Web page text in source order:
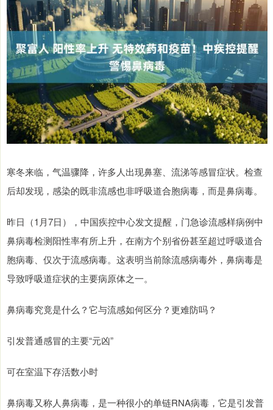
寒冬来临，气温骤降，许多人出现鼻塞、流涕等感冒症状。检查
后却发现，感染的既非流感也非呼吸道合胞病毒，而是鼻病毒。
昨日（1月7日），中国疾控中心发文提醒，门急诊流感样病例中
鼻病毒检测阳性率有所上升，在南方个别省份甚至超过呼吸道合
胞病毒、仅次于流感病毒。这表明当前除流感病毒外，鼻病毒是
导致呼吸道症状的主要病原体之一。
鼻病毒究竟是什么？它与流感如何区分？更难防吗？
引发普通感冒的主要“元凶”
可在室温下存活数小时
鼻病毒又称人鼻病毒，是一种很小的单链RNA病毒，它是引发普